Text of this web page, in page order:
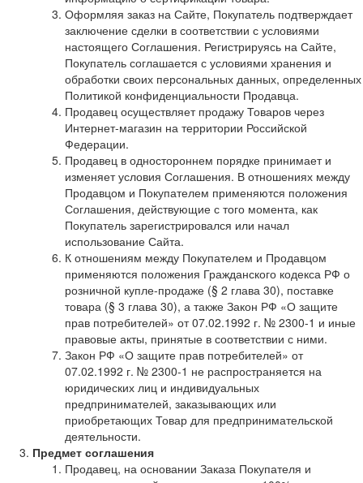
Оформляя заказ на Сайте, Покупатель подтверждает
заключение сделки в соответствии с условиями
настоящего Соглашения. Регистрируясь на Сайте,
Покупатель соглашается с условиями хранения и
обработки своих персональных данных, определенных
Политикой конфиденциальности Продавца.
Продавец осуществляет продажу Товаров через
Интернет-магазин на территории Российской
Федерации.
Продавец в одностороннем порядке принимает и
изменяет условия Соглашения. В отношениях между
Продавцом и Покупателем применяются положения
Соглашения, действующие с того момента, как
Покупатель зарегистрировался или начал
использование Сайта.
К отношениям между Покупателем и Продавцом
применяются положения Гражданского кодекса РФ о
розничной купле-продаже (§ 2 глава 30), поставке
товара (§ 3 глава 30), а также Закон РФ «О защите
прав потребителей» от 07.02.1992 г. № 2300-1 и иные
правовые акты, принятые в соответствии с ними.
Закон РФ «О защите прав потребителей» от
07.02.1992 г. № 2300-1 не распространяется на
юридических лиц и индивидуальных
предпринимателей, заказывающих или
приобретающих Товар для предпринимательской
деятельности.
Предмет соглашения
Продавец, на основании Заказа Покупателя и